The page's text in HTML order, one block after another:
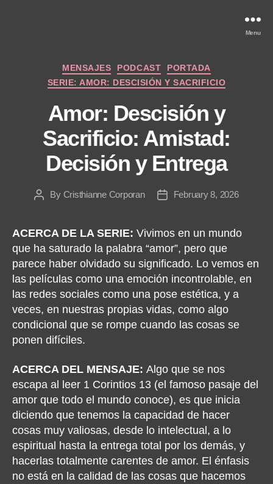
Menu
Categories
MENSAJES PODCAST
PORTADA
SERIE: AMOR: DESCISIÓN Y SACRIFICIO
Amor: Descisión y
Sacrificio: Amistad:
Decisión y Entrega
PostBy Cristhianne Corporan
PostFebruary 8, 2026
ACERCA DE LA SERIE: Vivimos en un mundo
que ha saturado la palabra “amor”, pero que
parece haber olvidado su significado. Lo vemos en
las películas como una emoción incontrolable, en
las redes sociales como una pose estética, y a
veces, en nuestras propias vidas, como algo
condicional que se rompe cuando las cosas se
ponen difíciles.
ACERCA DEL MENSAJE: Algo que se nos
escapa al leer 1 Corintios 13 (el famoso pasaje del
amor que todo el mundo conoce), es que inicia
diciendo que tenemos la capacidad de hacer
cosas muy valiosas, desde lo intelectual, a lo
espiritual hasta la entrega total por los demás, y
hacerlas totalmente carentes de amor. El énfasis
no está en la calidad de las cosas que hacemos